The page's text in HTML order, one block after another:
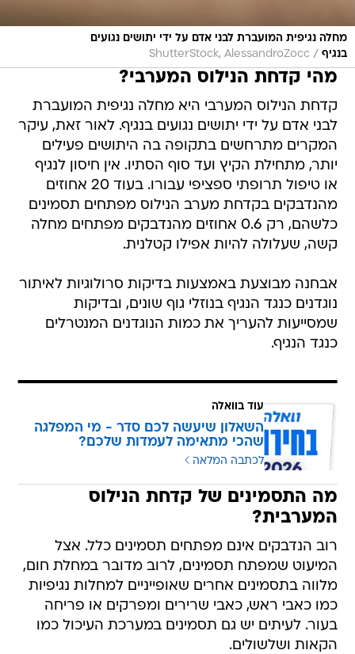
מחלה נגיפית המועברת לבני אדם על ידי יתושים נגועים
בנגיף /
ShutterStock, AlessandroZocc
מהי קדחת הנילוס המערבי?
קדחת הנילוס המערבי היא מחלה נגיפית המועברת
לבני אדם על ידי יתושים נגועים בנגיף. לאור זאת, עיקר
המקרים מתרחשים בתקופה בה היתושים פעילים
יותר, מתחילת הקיץ ועד סוף הסתיו. אין חיסון לנגיף
או טיפול תרופתי ספציפי עבורו. בעוד 20 אחוזים
מהנדבקים בקדחת מערב הנילוס מפתחים תסמינים
כלשהם, רק 0.6 אחוזים מהנדבקים מפתחים מחלה
קשה, שעלולה להיות אפילו קטלנית.
אבחנה מבוצעת באמצעות בדיקות סרולוגיות לאיתור
נוגדנים כנגד הנגיף בנוזלי גוף שונים, ובדיקות
שמסייעות להעריך את כמות הנוגדנים המנטרלים
כנגד הנגיף.
עוד בוואלה
השאלון שיעשה לכם סדר - מי המפלגה
שהכי מתאימה לעמדות שלכם?
לכתבה המלאה
מה התסמינים של קדחת הנילוס
המערבית?
רוב הנדבקים אינם מפתחים תסמינים כלל. אצל
המיעוט שמפתח תסמינים, לרוב מדובר במחלת חום,
מלווה בתסמינים אחרים שאופייניים למחלות נגיפיות
כמו כאבי ראש, כאבי שרירים ומפרקים או פריחה
בעור. לעיתים יש גם תסמינים במערכת העיכול כמו
הקאות ושלשולים.